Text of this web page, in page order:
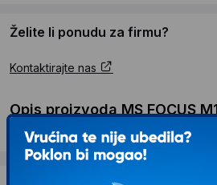
Želite li ponudu za firmu?
Kontaktirajte nas
Opis proizvoda MS FOCUS
miš